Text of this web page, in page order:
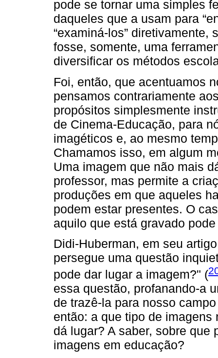
pode se tornar uma simples
daqueles que a usam para
“examiná-los”
fosse, somente, uma
diversificar os métodos
Foi, então, que acentuamos
pensamos contrariamente
propósitos simplesmente
de Cinema-Educação, para
imagéticos e, ao mesmo
Chamamos isso, em algum
Uma imagem que não mais
professor, mas permite a
produções em que aqueles
podem estar presentes. O
aquilo que está gravado
Didi-Huberman, em seu
persegue uma questão
pode dar lugar a imagem?" (
essa questão, profanando-a
de trazê-la para nosso
então: a que tipo de
dá lugar? A saber, sobre
imagens em educação?